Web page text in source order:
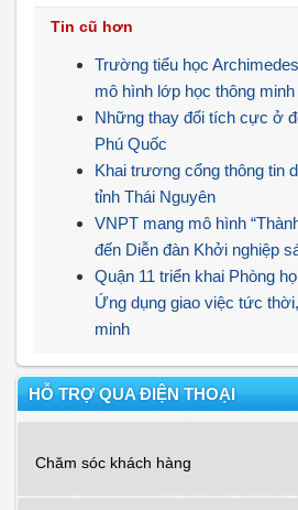
Tin cũ hơn
Trường tiểu học
mô hình lớp học thông
Những thay đổi tích cực ở
Phú Quốc
Khai trương cổng thông tin
tỉnh Thái Nguyên
VNPT mang mô hình
đến Diễn đàn Khởi nghiệp
Quận 11 triển khai Phòng
Ứng dụng giao việc tức
minh
HỖ TRỢ QUA ĐIỆN THOẠI
Chăm sóc khách hàng